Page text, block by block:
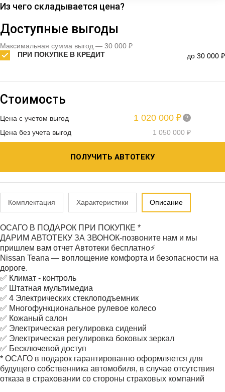
Из чего складывается цена?
Доступные выгоды
Максимальная сумма выгод — 30 000 ₽
ПРИ ПОКУПКЕ В КРЕДИТ
до 30 000 ₽
Стоимость
Цена с учетом выгод 1 020 000 ₽
Цена без учета выгод 1 050 000 ₽
ПОЛУЧИТЬ АВТОТЕКУ
Комплектация Характеристики Описание
ОСАГО В ПОДАРОК ПРИ ПОКУПКЕ *
ДАРИМ АВТОТЕКУ ЗА ЗВОНОК-позвоните нам и мы
пришлем вам отчет Автотеки бесплатно⚡
Nissan Teana — воплощение комфорта и безопасности на
дороге.
✅ Климат - контроль
✅ Штатная мультимедиа
✅ 4 Электрических стеклоподъемник
✅ Многофункциональное рулевое колесо
✅ Кожаный салон
✅ Электрическая регулировка сидений
✅ Электрическая регулировка боковых зеркал
✅ Бесключевой доступ
* ОСАГО в подарок гарантированно оформляется для
будущего собственника автомобиля, в случае отсутствия
отказа в страховании со стороны страховых компаний